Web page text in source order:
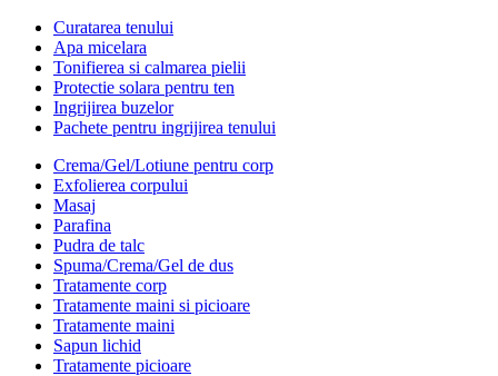
Curatarea tenului
Apa micelara
Tonifierea si calmarea pielii
Protectie solara pentru ten
Ingrijirea buzelor
Pachete pentru ingrijirea tenului
Crema/Gel/Lotiune pentru corp
Exfolierea corpului
Masaj
Parafina
Pudra de talc
Spuma/Crema/Gel de dus
Tratamente corp
Tratamente maini si picioare
Tratamente maini
Sapun lichid
Tratamente picioare